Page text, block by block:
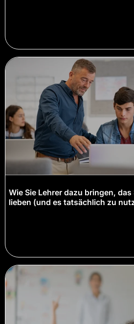
Wie Sie Lehrer dazu bringen, das
lieben (und es tatsächlich zu